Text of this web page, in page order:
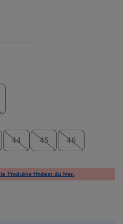
44 45 46
Produkte findest du hier.